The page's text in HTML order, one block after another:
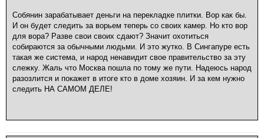
Собянин зарабатывает деньги на перекладке плитки. Вор как бы.
И он будет следить за ворьем теперь со своих камер. Но кто вор
для вора? Разве свои своих сдают? Значит охотиться
собираются за обычными людьми. И это жутко. В Сингапуре есть
такая же система, и народ ненавидит свое правительство за эту
слежку. Жаль что Москва пошла по тому же пути. Надеюсь народ
разозлится и покажет в итоге кто в доме хозяин. И за кем нужно
следить НА САМОМ ДЕЛЕ!